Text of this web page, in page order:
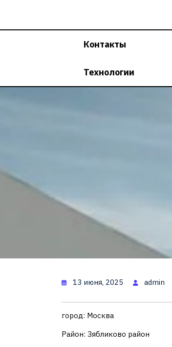
Контакты
Технологии
13 июня, 2025 admin
город: Москва
Район: Зябликово район